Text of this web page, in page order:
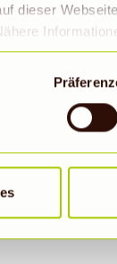
dieser
erlaubt
werden. Die
und zu